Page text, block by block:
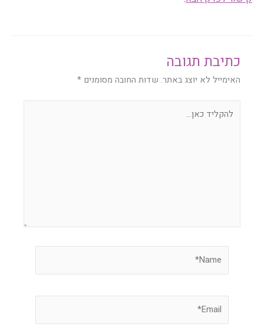
כתיבת תגובה
האימייל לא יוצג באתר. שדות החובה מסומנים *
כאן...